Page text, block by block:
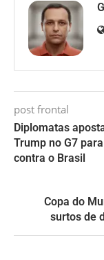
post frontal
Diplomatas
Trump no G7
contra o Brasil
Copa do
surtos de